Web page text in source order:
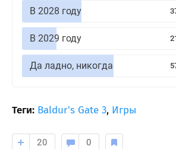
В 2028 году
В 2029 году
Да ладно, никогда
Теги: Baldur's Gate 3, Игры
20 0